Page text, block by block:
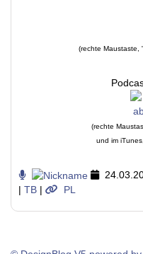
(rechte Maustaste,
(rechte
und im
| TB | PL